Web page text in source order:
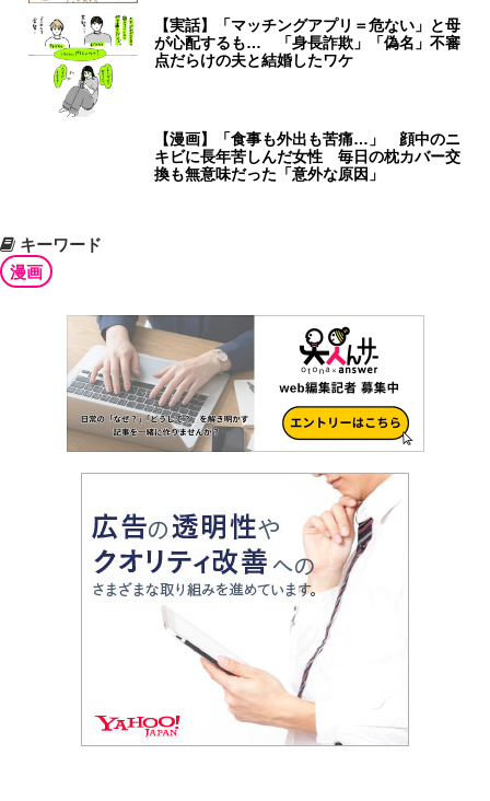
【実話】「マッチングアプリ＝危ない」と母
が心配するも… 「身長詐欺」「偽名」不審
点だらけの夫と結婚したワケ
【漫画】「食事も外出も苦痛…」 顔中のニ
キビに長年苦しんだ女性 毎日の枕カバー交
換も無意味だった「意外な原因」
キーワード
漫画